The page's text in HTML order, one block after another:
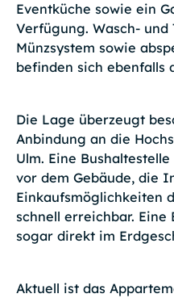
Eventküche sowie ein
Verfügung. Wasch-
Münzsystem sowie
befinden sich ebenfalls
Die Lage überzeugt
Anbindung an die
Ulm. Eine
vor dem Gebäude, die
Einkaufsmöglichkeiten
schnell erreichbar.
sogar direkt im
Aktuell ist das